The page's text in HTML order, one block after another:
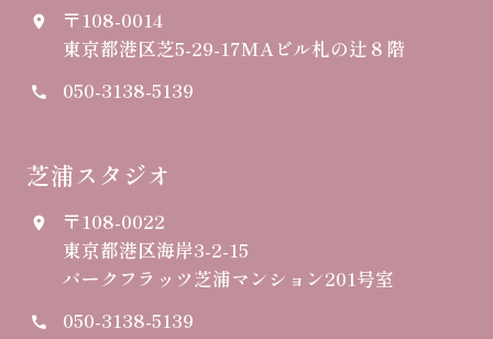
place
〒108-0014
東京都港区芝5-29-17MAビル札の辻８階
call 050-3138-5139
芝浦スタジオ
place
〒108-0022
東京都港区海岸3-2-15
パークフラッツ芝浦マンション201号室
call 050-3138-5139